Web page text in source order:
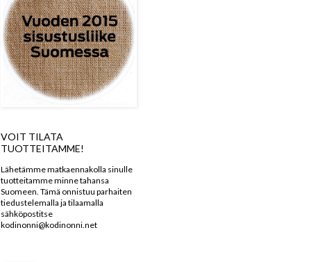
VOIT TILATA
TUOTTEITAMME!
Lähetämme matkaennakolla sinulle
tuotteitamme minne tahansa
Suomeen. Tämä onnistuu parhaiten
tiedustelemalla ja tilaamalla
sähköpostitse
kodinonni@kodinonni.net